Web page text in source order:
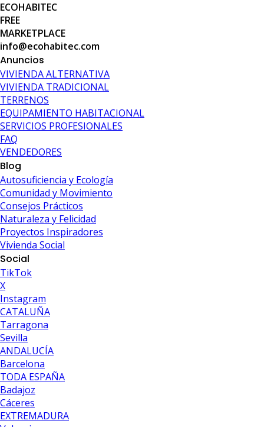
A
p
p
e
b
o
o
k
m
p
a
r
t
i
r
ECOHABITEC
FREE
MARKETPLACE
info@ecohabitec.com
Anuncios
VIVIENDA ALTERNATIVA
VIVIENDA TRADICIONAL
TERRENOS
EQUIPAMIENTO HABITACIONAL
SERVICIOS PROFESIONALES
FAQ
VENDEDORES
Blog
Autosuficiencia y Ecología
Comunidad y Movimiento
Consejos Prácticos
Naturaleza y Felicidad
Proyectos Inspiradores
Vivienda Social
Social
TikTok
X
Instagram
CATALUÑA
Tarragona
Sevilla
ANDALUCÍA
Barcelona
TODA ESPAÑA
Badajoz
Cáceres
EXTREMADURA